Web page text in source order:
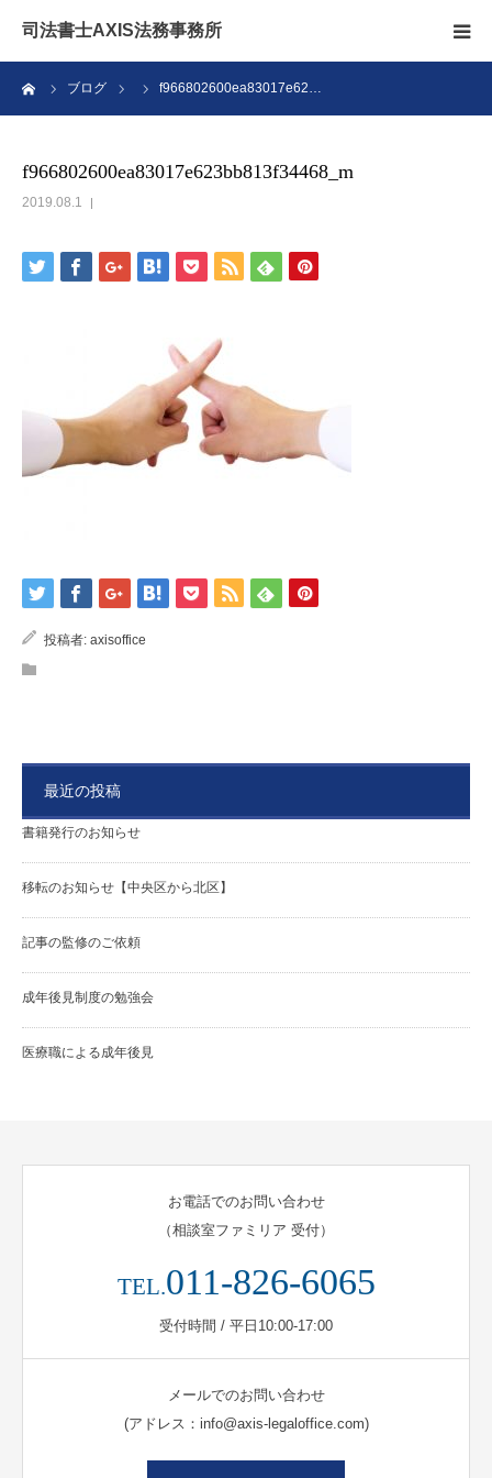
司法書士AXIS法務事務所
ブログ f966802600ea83017e62…
f966802600ea83017e623bb813f34468_m
2019.08.1
投稿者: axisoffice
最近の投稿
書籍発行のお知らせ
移転のお知らせ【中央区から北区】
記事の監修のご依頼
成年後見制度の勉強会
医療職による成年後見
お電話でのお問い合わせ
（相談室ファミリア 受付）
TEL.011-826-6065
受付時間 / 平日10:00-17:00
メールでのお問い合わせ
(アドレス：info@axis-legaloffice.com)
相続のこと
ブログ
お問い合わせ
親なきあと問題相談室ファミリア